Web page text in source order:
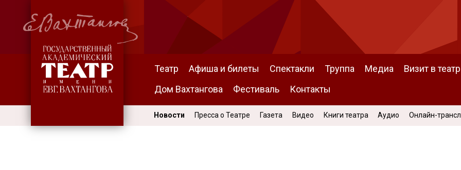
Театр Афиша и билеты Спектакли Труппа Медиа Визит в театр
Дом Вахтангова
Фестиваль Контакты
Новости Пресса о Театре Газета Видео Книги театра Аудио Онлайн-